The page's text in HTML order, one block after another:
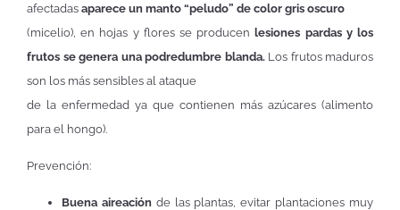
afectadas aparece un manto “peludo” de color gris oscuro
(micelio), en hojas y flores se producen lesiones pardas y los
frutos se genera una podredumbre blanda. Los frutos maduros
son los más sensibles al ataque
de la enfermedad ya que contienen más azúcares (alimento
para el hongo).
Prevención:
Buena aireaciónde las plantas, evitar plantaciones muy